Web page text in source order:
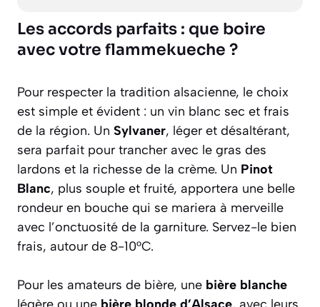
Les accords parfaits : que boire
avec votre flammekueche ?
Pour respecter la tradition alsacienne, le choix
est simple et évident : un vin blanc sec et frais
de la région. Un Sylvaner, léger et désaltérant,
sera parfait pour trancher avec le gras des
lardons et la richesse de la crème. Un Pinot
Blanc, plus souple et fruité, apportera une belle
rondeur en bouche qui se mariera à merveille
avec l’onctuosité de la garniture. Servez-le bien
frais, autour de 8-10°C.
Pour les amateurs de bière, une bière blanche